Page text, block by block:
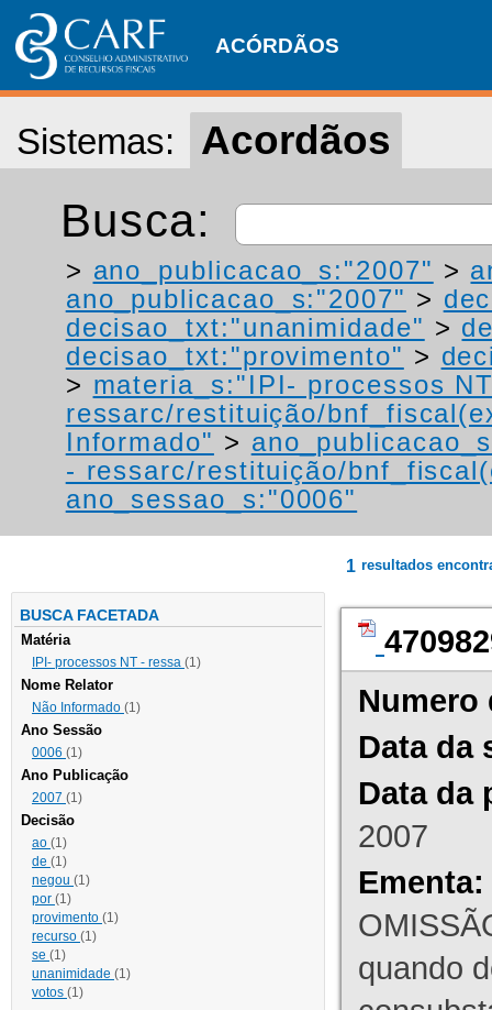
ACÓRDÃOS
Sistemas: Acordãos
Busca:
> ano_publicacao_s:"2007" >
ano_publicacao_s:"2007" >
decisao_txt:"unanimidade" >
decisao_txt:"provimento" >
> materia_s:"IPI- processos
ressarc/restituição/
Informado" >
- ressarc/restituição/
ano_sessao_s:"0006"
BUSCA FACETADA
Matéria
IPI- processos NT - ressa (1)
Nome Relator
Não Informado (1)
Ano Sessão
0006 (1)
Ano Publicação
2007 (1)
Decisão
ao (1)
de (1)
negou (1)
por (1)
provimento (1)
recurso (1)
se (1)
unanimidade (1)
votos (1)
1 resultados
Numero
Data da
Data da
2007
Ementa:
quando